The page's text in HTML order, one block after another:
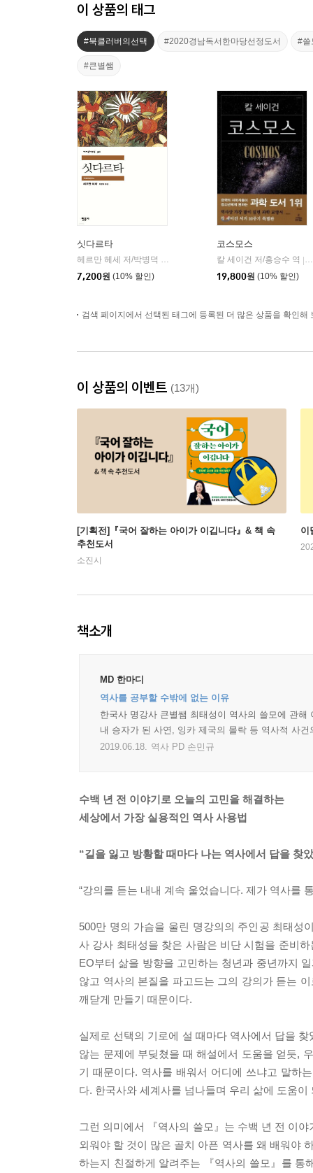
이 상품의 태그
#북클러버의선택 #2020경남독서한마당선정도서 #쓸
#큰별쌤
싯다르타
헤르만 헤세 저/박병덕 역
7,200원 (10% 할인)
코스모스
칼 세이건 저/홍승수 역
19,800원 (10% 할인)
검색 페이지에서 선택된 태그에 등록된 더 많은 상품을 확인해
이 상품의 이벤트 (13개)
[기획전]『국어 잘하는 아이가 이깁니다』& 책 속
추천도서
소진시
이
책소개
MD 한마디
역사를 공부할 수밖에 없는 이유
한국사 명강사 큰별쌤 최태성이 역사의 쓸모에 관
내 승자가 된 사연, 잉카 제국의 몰락 등 역사적 사
2019.06.18. 역사 PD 손민규
수백 년 전 이야기로 오늘의 고민을 해결하는
세상에서 가장 실용적인 역사 사용법
“길을 잃고 방황할 때마다 나는 역사에서 답을 찾
“강의를 듣는 내내 계속 울었습니다. 제가 역사를
500만 명의 가슴을 울린 명강의의 주인공 최태성
사 강사 최태성을 찾은 사람은 비단 시험을 준비
EO부터 삶을 방향을 고민하는 청년과 중년까지
않고 역사의 본질을 파고드는 그의 강의가 듣는
깨닫게 만들기 때문이다.
실제로 선택의 기로에 설 때마다 역사에서 답을
않는 문제에 부딪쳤을 때 해설에서 도움을 얻듯,
기 때문이다. 역사를 배워서 어디에 쓰냐고 말하
다. 한국사와 세계사를 넘나들며 우리 삶에 도움
그런 의미에서 『역사의 쓸모』는 수백 년 전 이
외워야 할 것이 많은 골치 아픈 역사를 왜 배워야
하는지 친절하게 알려주는 『역사의 쓸모』를 통